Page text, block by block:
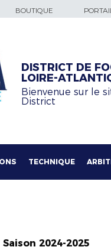
BOUTIQUE
DISTRICT DE
LOIRE-
Bienvenue sur le
District
TECHNIQUE
Saison 2024-2025